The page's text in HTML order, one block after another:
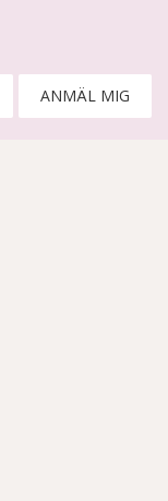
ANMÄL MIG